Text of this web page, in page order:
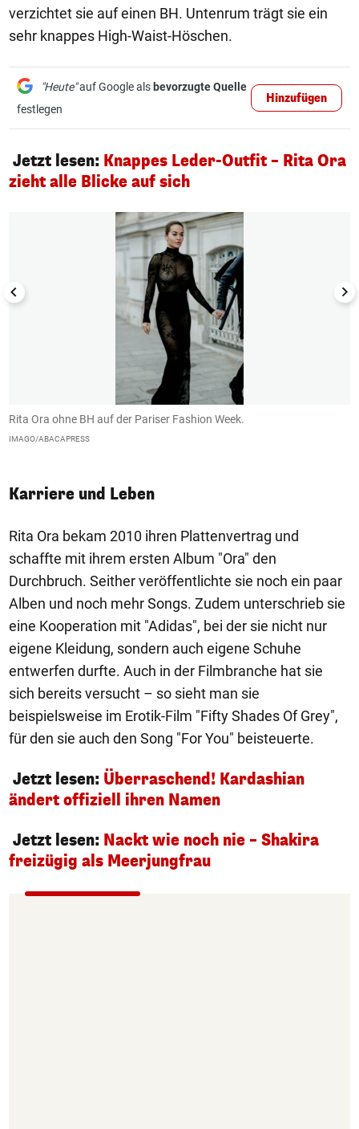
verzichtet sie auf einen BH. Untenrum trägt sie ein
sehr knappes High-Waist-Höschen.
"Heute"auf Google als bevorzugte Quelle
festlegen
Hinzufügen
Jetzt lesen: Knappes Leder-Outfit – Rita Ora
zieht alle Blicke auf sich
1/3
Rita Ora ohne BH auf der Pariser Fashion Week.
IMAGO/ABACAPRESS
Karriere und Leben
Rita Ora bekam 2010 ihren Plattenvertrag und
schaffte mit ihrem ersten Album "Ora" den
Durchbruch. Seither veröffentlichte sie noch ein paar
Alben und noch mehr Songs. Zudem unterschrieb sie
eine Kooperation mit "Adidas", bei der sie nicht nur
eigene Kleidung, sondern auch eigene Schuhe
entwerfen durfte. Auch in der Filmbranche hat sie
sich bereits versucht – so sieht man sie
beispielsweise im Erotik-Film "Fifty Shades Of Grey",
für den sie auch den Song "For You" beisteuerte.
Jetzt lesen: Überraschend! Kardashian
ändert offiziell ihren Namen
Jetzt lesen: Nackt wie noch nie – Shakira
freizügig als Meerjungfrau